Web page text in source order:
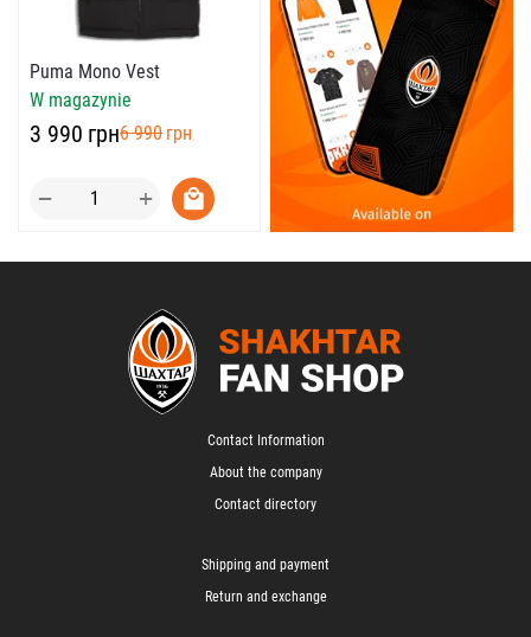
Puma Mono Vest
W magazynie
‍3 990‍ грн‍6 990‍ грн
+
−
Contact Information
About the company
Contact directory
Shipping and payment
Return and exchange